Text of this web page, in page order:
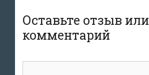
Оставьте отзыв или
комментарий